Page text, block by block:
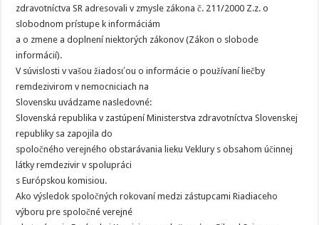
zdravotníctva SR adresovali v zmysle zákona č. 211/2000 Z.z. o
slobodnom prístupe k informáciám
a o zmene a doplnení niektorých zákonov (Zákon o slobode
informácií).
V súvislosti v vašou žiadosťou o informácie o používaní liečby
remdezivirom v nemocniciach na
Slovensku uvádzame nasledovné:
Slovenská republika v zastúpení Ministerstva zdravotníctva Slovenskej
republiky sa zapojila do
spoločného verejného obstarávania lieku Veklury s obsahom účinnej
látky remdezivir v spolupráci
s Európskou komisiou.
Ako výsledok spoločných rokovaní medzi zástupcami Riadiaceho
výboru pre spoločné verejné